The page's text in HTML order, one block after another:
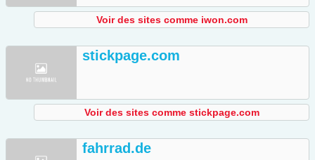
Voir des sites comme iwon.com
stickpage.com
Voir des sites comme stickpage.com
fahrrad.de